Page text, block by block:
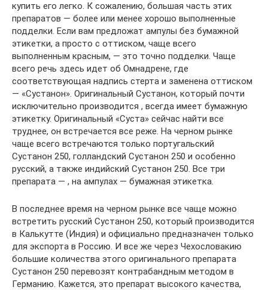
купить его легко. К сожалению, большая часть этих
препаратов — более или менее хорошо выполненные
подделки. Если вам предложат ампулы без бумажной
этикетки, а просто с оттиском, чаще всего
выполненным красным, — это точно подделки. Чаще
всего речь здесь идет об Омнадрене, где
соответствующая надпись стерта и заменена оттиском
— «Сустанон». Оригинальный Сустанон, который почти
исключительно производится , всегда имеет бумажную
этикетку. Оригинальный «Суста» сейчас найти все
труднее, он встречается все реже. На черном рынке
чаще всего встречаются только португальский
Сустанон 250, голландский Сустанон 250 и особенно
русский, а также индийский Сустанон 250. Все три
препарата — , на ампулах — бумажная этикетка.
В последнее время на черном рынке все чаще можно
встретить русский Сустанон 250, который производится
в Калькутте (Индия) и официально предназначен только
для экспорта в Россию. И все же через Чехословакию
большие количества этого оригинального препарата
Сустанон 250 перевозят контрабандным методом в
Германию. Кажется, это препарат высокого качества,